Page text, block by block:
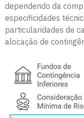
dependendo da
especificidades
particularidades de
alocação de